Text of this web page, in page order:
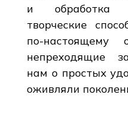
и обработка
творческие
по-
непреходящие
нам о простых
оживляли